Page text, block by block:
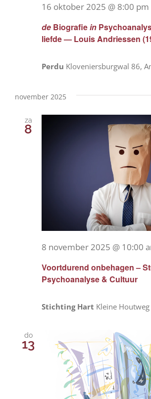
de Biografiein
liefde — Louis Andriessen
16 oktober 2025 @ 8:00 pm
Perdu Kloveniersburgwal 86,
november 2025
za
8
Voortdurend onbehagen –
Psychoanalyse & Cultuur
8 november 2025 @ 10:00
Stichting Hart Kleine
do
13